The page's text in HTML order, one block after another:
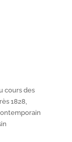
cours des
1828,